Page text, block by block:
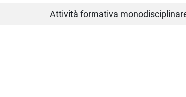
Attività formativa